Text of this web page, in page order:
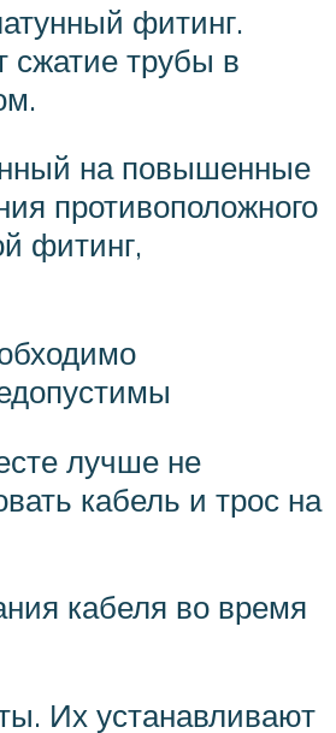
фитинг.
сжатие трубы в
на повышенные
противоположного
фитинг,
лучше не
кабель и трос на
кабеля во время
Их устанавливают